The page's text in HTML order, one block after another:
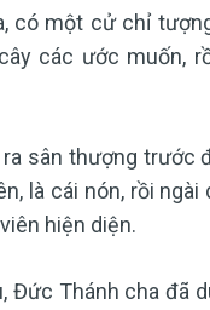
có một cử chỉ
các ước muốn,
sân thượng trước
là cái nón, rồi
hiện diện.
Đức Thánh cha đã